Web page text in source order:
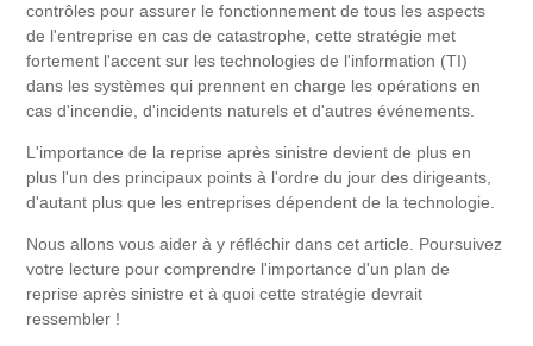
contrôles pour assurer le fonctionnement de tous les aspects
de l'entreprise en cas de catastrophe, cette stratégie met
fortement l'accent sur les technologies de l'information (TI)
dans les systèmes qui prennent en charge les opérations en
cas d'incendie, d'incidents naturels et d'autres événements.
L'importance de la reprise après sinistre devient de plus en
plus l'un des principaux points à l'ordre du jour des dirigeants,
d'autant plus que les entreprises dépendent de la technologie.
Nous allons vous aider à y réfléchir dans cet article. Poursuivez
votre lecture pour comprendre l'importance d'un plan de
reprise après sinistre et à quoi cette stratégie devrait
ressembler !